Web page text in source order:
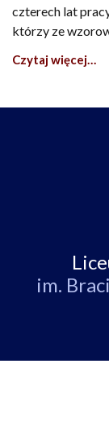
czterech lat
którzy ze
Czytaj więcej…
im.